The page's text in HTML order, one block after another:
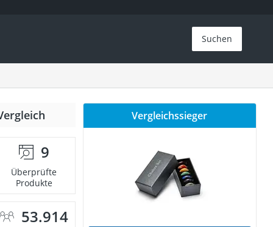
Suchen
9
Überprüfte
Produkte
53.914
Vergleichssieger